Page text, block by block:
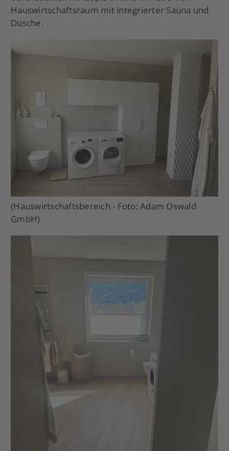
Hauswirtschaftsraum mit integrierter Sauna und
Dusche.
(Hauswirtschaftsbereich - Foto: Adam Oswald
GmbH)